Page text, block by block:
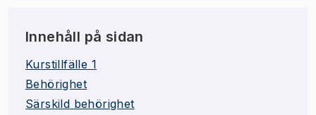
Innehåll på sidan
Kurstillfälle 1
Behörighet
Särskild behörighet